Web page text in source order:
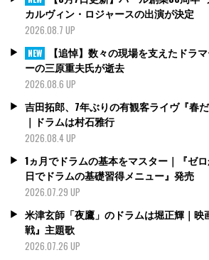
カルヴィン・ロジャースの出演が決定
2026.08.7 UP
NEW
【追悼】数々の現場を支えたドラ
ーの三原重夫氏が逝去
2026.08.6 UP
吉田拓郎、7年ぶりの有観客ライヴ『春
｜ドラムは村石雅行
2026.08.4 UP
1ヵ月でドラムの基本をマスター｜『ゼ
日でドラムの基礎習得メニュー』発売
2026.07.29 UP
米津玄師「夜鷹」のドラムは堀正輝｜映
戦』主題歌
2026.07.26 UP